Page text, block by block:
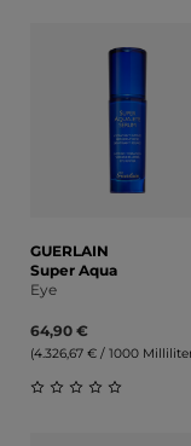
GUERLAIN
Super Aqua
Eye
64,90 €
(4.326,67 € / 1000